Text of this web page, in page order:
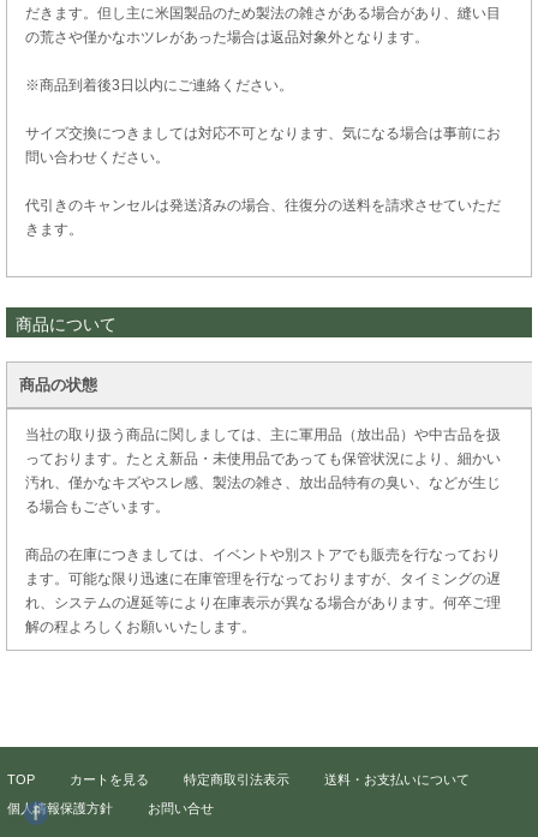
だきます。但し主に米国製品のため製法の雑さがある場合があり、縫い目
の荒さや僅かなホツレがあった場合は返品対象外となります。
※商品到着後3日以内にご連絡ください。
サイズ交換につきましては対応不可となります、気になる場合は事前にお
問い合わせください。
代引きのキャンセルは発送済みの場合、往復分の送料を請求させていただ
きます。
商品について
商品の状態
当社の取り扱う商品に関しましては、主に軍用品（放出品）や中古品を扱
っております。たとえ新品・未使用品であっても保管状況により、細かい
汚れ、僅かなキズやスレ感、製法の雑さ、放出品特有の臭い、などが生じ
る場合もございます。
商品の在庫につきましては、イベントや別ストアでも販売を行なっており
ます。可能な限り迅速に在庫管理を行なっておりますが、タイミングの遅
れ、システムの遅延等により在庫表示が異なる場合があります。何卒ご理
解の程よろしくお願いいたします。
TOP カートを見る 特定商取引法表示
送料・お支払いについて
個人情報保護方針
お問い合せ